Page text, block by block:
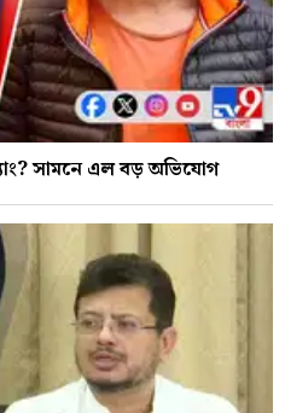
সামনে এল বড় অভিযোগ